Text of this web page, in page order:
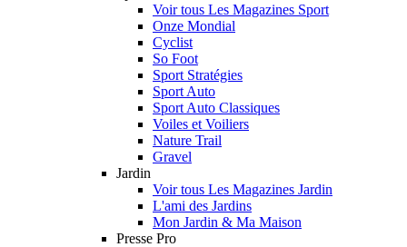
Voir tous Les Magazines Sport
Onze Mondial
Cyclist
So Foot
Sport Stratégies
Sport Auto
Sport Auto Classiques
Voiles et Voiliers
Nature Trail
Gravel
Jardin
Voir tous Les Magazines Jardin
L'ami des Jardins
Mon Jardin & Ma Maison
Presse Pro